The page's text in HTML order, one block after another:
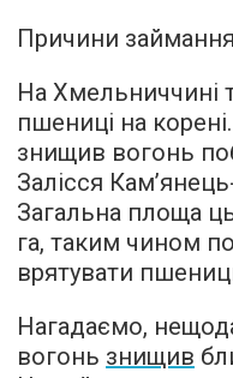
Причини
На Хмельниччині
пшениці на
знищив вогонь
Залісся
Загальна площа
га, таким чином
врятувати
Нагадаємо,
вогонь знищив